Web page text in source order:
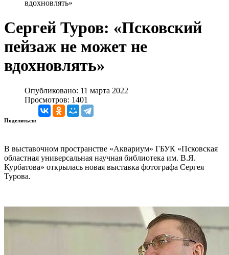
вдохновлять»
Сергей Туров: «Псковский
пейзаж не может не
вдохновлять»
Опубликовано: 11 марта 2022
Просмотров: 1401
Поделиться:
В выставочном пространстве «Аквариум» ГБУК «Псковская
областная универсальная научная библиотека им. В.Я.
Курбатова» открылась новая выставка фотографа Сергея
Турова.